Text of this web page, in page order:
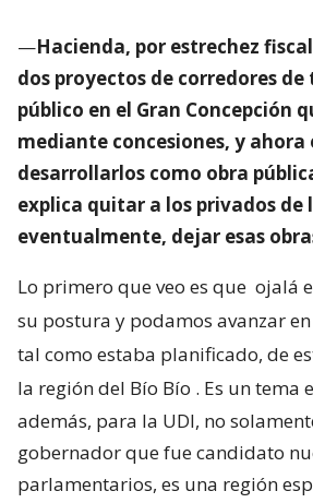
—Hacienda, por estrechez
dos proyectos de corredores
público en el Gran Concepción
mediante concesiones, y ahora
desarrollarlos como obra
explica quitar a los privados de
eventualmente, dejar esas
Lo primero que veo es que ojalá
su postura y podamos avanzar
tal como estaba planificado, de
la región del Bío Bío . Es un tema
además, para la UDI, no
gobernador que fue candidato
parlamentarios, es una región